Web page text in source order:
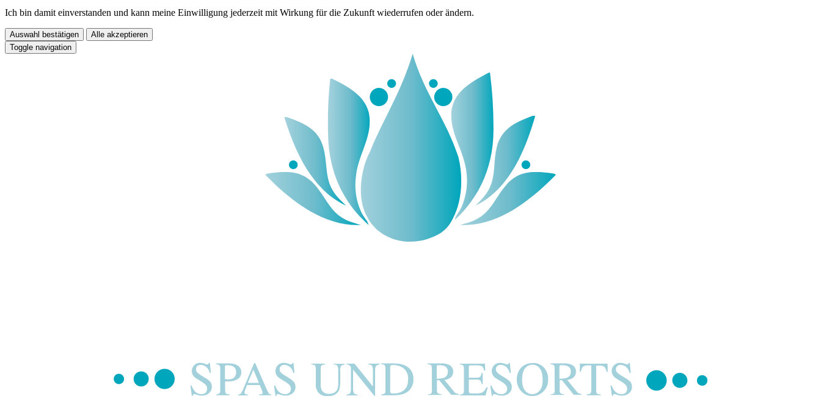
Ich bin damit einverstanden und kann meine Einwilligung jederzeit mit Wirkung für die Zukunft wiederrufen oder ändern.
Auswahl bestätigen
Alle akzeptieren
Toggle navigation